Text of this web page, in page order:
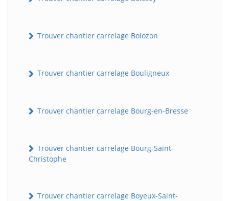
Trouver chantier carrelage Bolozon
Trouver chantier carrelage Bouligneux
Trouver chantier carrelage Bourg-en-Bresse
Trouver chantier carrelage Bourg-Saint-
Christophe
Trouver chantier carrelage Boyeux-Saint-